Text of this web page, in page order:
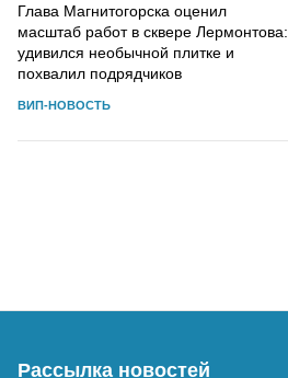
Глава Магнитогорска оценил
масштаб работ в сквере Лермонтова:
удивился необычной плитке и
похвалил подрядчиков
ВИП-НОВОСТЬ
Рассылка новостей